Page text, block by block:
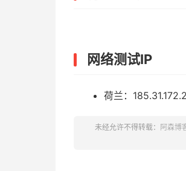
网络测试IP
荷兰：
未经允许不得转载： 阿森博